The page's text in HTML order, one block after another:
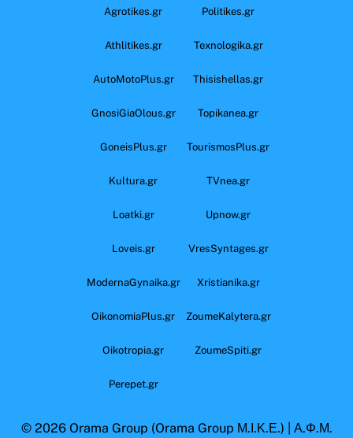
Agrotikes.gr Politikes.gr
Athlitikes.gr Texnologika.gr
AutoMotoPlus.gr Thisishellas.gr
GnosiGiaOlous.gr Topikanea.gr
GoneisPlus.gr TourismosPlus.gr
Kultura.gr TVnea.gr
Loatki.gr Upnow.gr
Loveis.gr VresSyntages.gr
ModernaGynaika.gr Xristianika.gr
OikonomiaPlus.gr ZoumeKalytera.gr
Oikotropia.gr ZoumeSpiti.gr
Perepet.gr
© 2026 Orama Group (Orama Group Μ.Ι.Κ.Ε.) | Α.Φ.Μ.